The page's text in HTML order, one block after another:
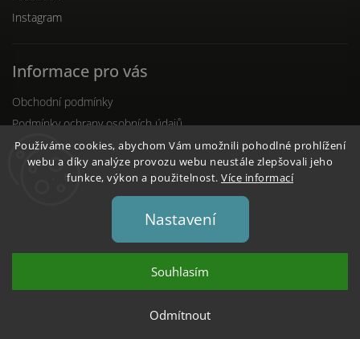
Používáme cookies, abychom Vám umožnili pohodlné prohlížení
webu a díky analýze provozu webu neustále zlepšovali jeho
funkce, výkon a použitelnost. Více informací
Nastavení
Odmítnout
Souhlasím
Instagram
Informace pro vás
Obchodní podmínky
Podmínky ochrany osobních údajů
Reklamační řád
Copyright 2026DENTO.cz. Všechna práva vyhrazena.
Upravit nastavení cookies